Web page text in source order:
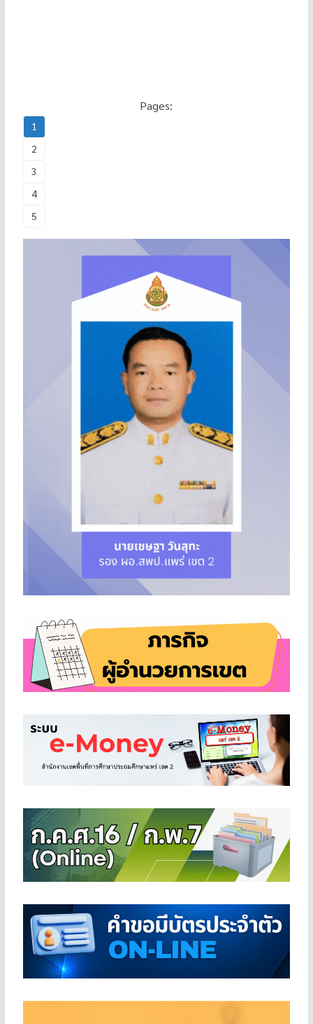
Pages:
1
2
3
4
5